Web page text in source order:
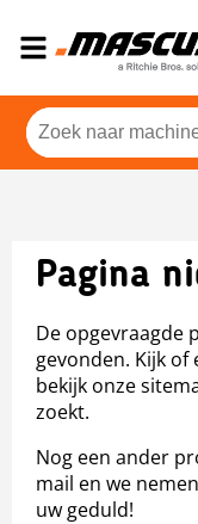
Pagina
De opgevraagde
gevonden. Kijk of
bekijk onze
zoekt.
Nog een ander
mail en we
uw geduld!